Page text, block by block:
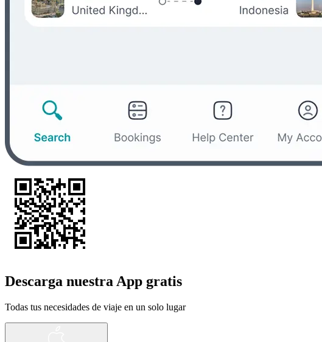
Descarga nuestra App gratis
Todas tus necesidades de viaje en un solo lugar